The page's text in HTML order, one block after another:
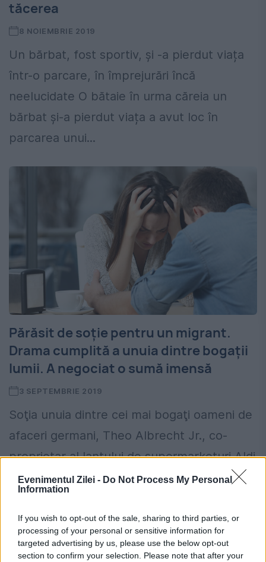
Evenimentul Zilei - Do Not Process My Personal
Information
If you wish to opt-out of the sale, sharing to third parties, or
processing of your personal or sensitive information for
targeted advertising by us, please use the below opt-out
section to confirm your selection. Please note that after your
tăcerea
8 NOIEMBRIE 2019
Un bărbat, fost sportiv, și -a pierdut viața
într-o parcare, în împrejurări încă
neelucidate O bătaie în urma căreia un
bărbat și-a pierdut viața a avut loc în
parcarea unui...
Părăsit de soție pentru un migrant.
Drama cumplită a unuia dintre bogații
lumii. A negociat o sumă imensă
3 SEPTEMBRIE 2019
Soţia unuia dintre cei mai bogaţi oameni de
afaceri germani, Theo Albrecht Jr., co-
proprietar al lanţului de supermarketuri Aldi
Nord, s-a lăsat cucerită de un tânăr migrant